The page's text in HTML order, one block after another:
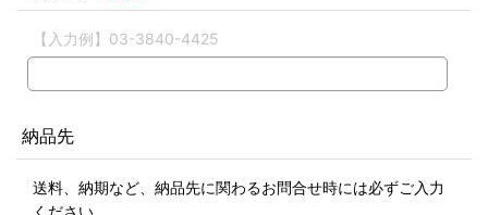
【入力例】03-3840-4425
納品先
送料、納期など、納品先に関わるお問合せ時には必ずご入力